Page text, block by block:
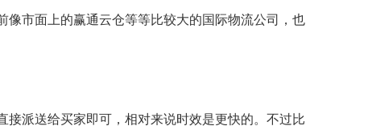
市面上的赢通云仓等等比较大的国际物流公司，也
派送给买家即可，相对来说时效是更快的。不过比